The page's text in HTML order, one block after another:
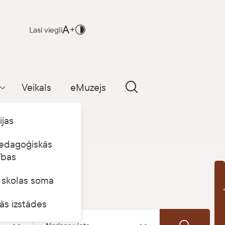
Lasi viegli
Parādīt apakšizvēlni
soma
izstādes
Veikals eMuzejs